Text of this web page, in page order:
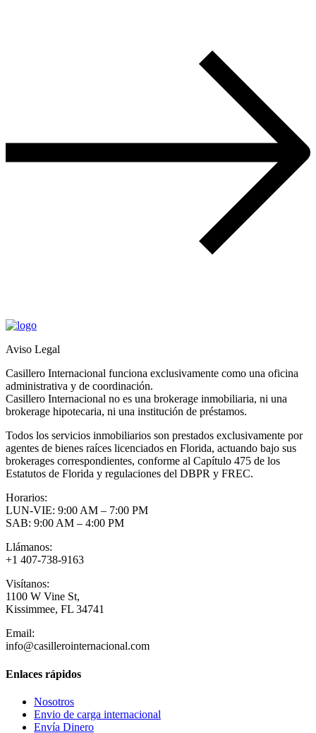
Aviso Legal
Casillero Internacional funciona exclusivamente como una oficina
administrativa y de coordinación.
Casillero Internacional no es una brokerage inmobiliaria, ni una
brokerage hipotecaria, ni una institución de préstamos.
Todos los servicios inmobiliarios son prestados exclusivamente por
agentes de bienes raíces licenciados en Florida, actuando bajo sus
brokerages correspondientes, conforme al Capítulo 475 de los
Estatutos de Florida y regulaciones del DBPR y FREC.
Horarios:
LUN-VIE: 9:00 AM – 7:00 PM
SAB: 9:00 AM – 4:00 PM
Llámanos:
+1 407-738-9163
Visítanos:
1100 W Vine St,
Kissimmee, FL 34741
Email:
info@casillerointernacional.com
Enlaces rápidos
Nosotros
Envio de carga internacional
Envía Dinero